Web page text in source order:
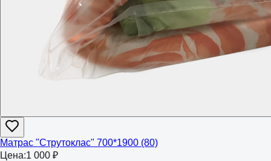
Матрас "Струтоклас" 700*1900 (80)
Цена:1 000 ₽